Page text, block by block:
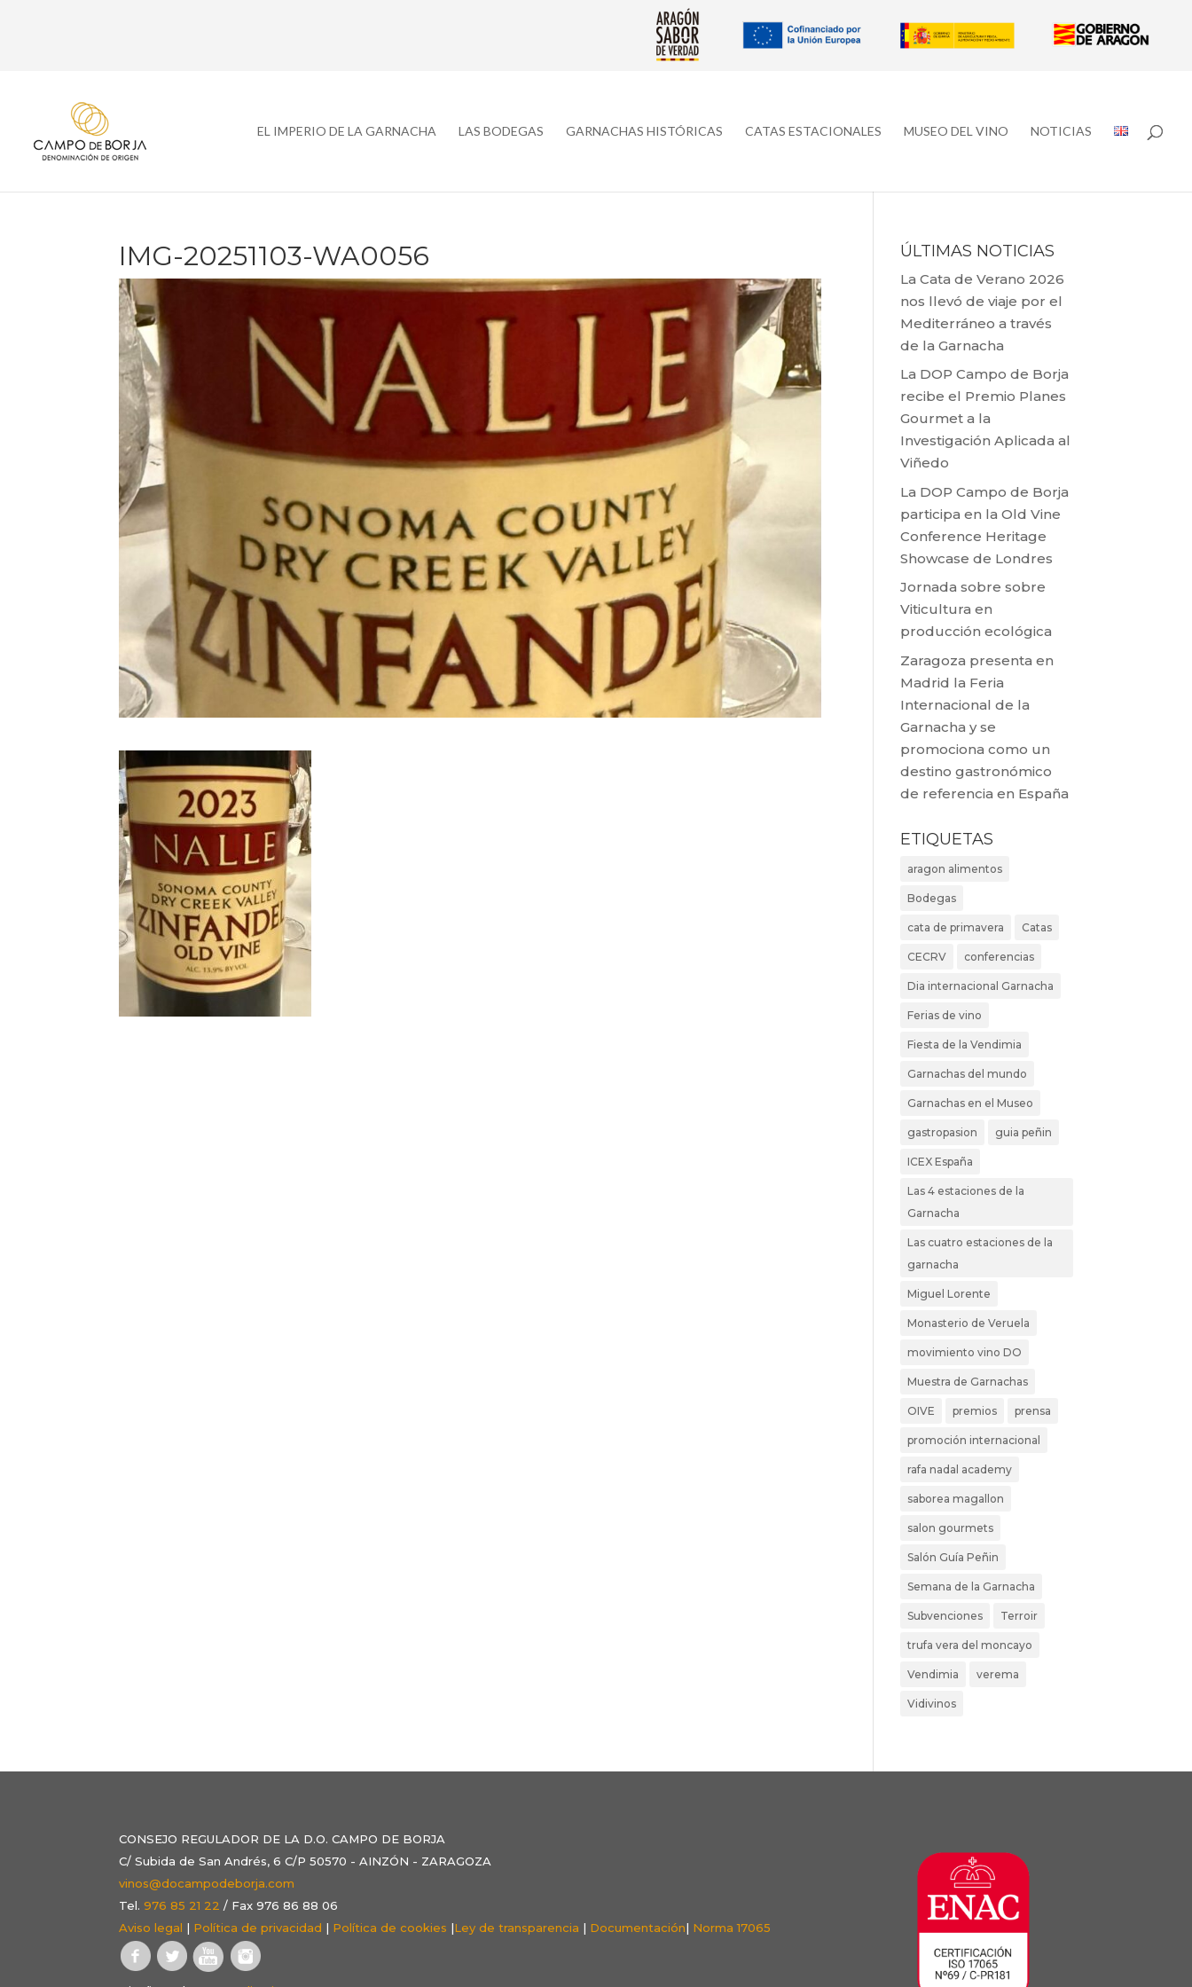
EL IMPERIO DE LA GARNACHA LAS BODEGAS GARNACHAS HISTÓRICAS CATAS ESTACIONALES MUSEO DEL VINO NOTICIAS
IMG-20251103-WA0056 ÚLTIMAS NOTICIAS
La Cata de Verano 2026
nos llevó de viaje por el
Mediterráneo a través
de la Garnacha
La DOP Campo de Borja
recibe el Premio Planes
Gourmet a la
Investigación Aplicada al
Viñedo
La DOP Campo de Borja
participa en la Old Vine
Conference Heritage
Showcase de Londres
Jornada sobre sobre
Viticultura en
producción ecológica
Zaragoza presenta en
Madrid la Feria
Internacional de la
Garnacha y se
promociona como un
destino gastronómico
de referencia en España
ETIQUETAS
aragon alimentos
Bodegas
cata de primavera Catas
CECRV conferencias
Dia internacional Garnacha
Ferias de vino
Fiesta de la Vendimia
Garnachas del mundo
Garnachas en el Museo
gastropasion guia peñin
ICEX España
Las 4 estaciones de la
Garnacha
Las cuatro estaciones de la
garnacha
Miguel Lorente
Monasterio de Veruela
movimiento vino DO
Muestra de Garnachas
OIVE premios prensa
promoción internacional
rafa nadal academy
saborea magallon
salon gourmets
Salón Guía Peñin
Semana de la Garnacha
Subvenciones Terroir
trufa vera del moncayo
Vendimia verema
Vidivinos
CONSEJO REGULADOR DE LA D.O. CAMPO DE BORJA
C/ Subida de San Andrés, 6 C/P 50570 - AINZÓN - ZARAGOZA
vinos@docampodeborja.com
Tel.976 85 21 22 / Fax 976 86 88 06
Aviso legal | Política de privacidad | Política de cookies |Ley de transparencia | Documentación| Norma 17065